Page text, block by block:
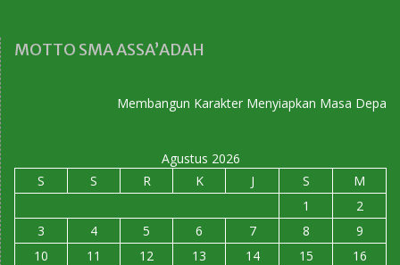
MOTTO SMA ASSA’ADAH
Membangun Karakter Menyiapkan Masa Depan
Agustus 2026
S
S R K J S
M
1
2
3
4 5 6 7 8
9
10
11 12 13 14 15
16